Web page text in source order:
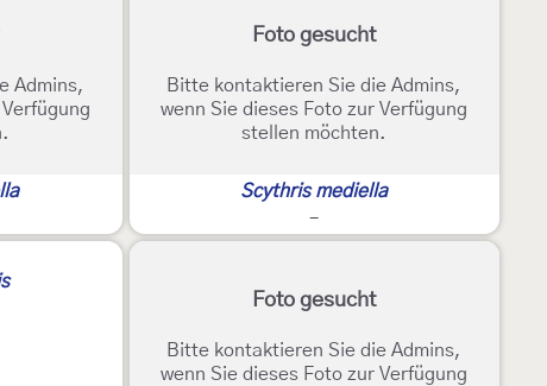
Admins,
Foto gesucht
Bitte kontaktieren Sie die Admins,
wenn Sie dieses Foto zur Verfügung
stellen möchten.
Scythris mediella
-
Foto gesucht
Bitte kontaktieren Sie die Admins,
wenn Sie dieses Foto zur Verfügung